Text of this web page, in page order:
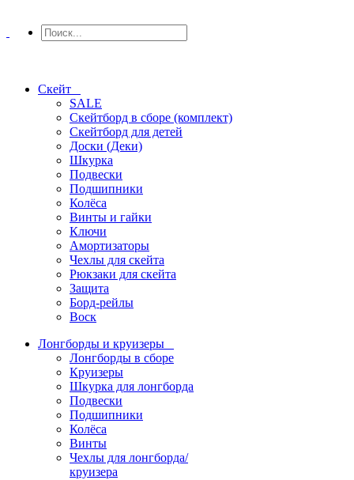
Скейт
SALE
Скейтборд в сборе (комплект)
Скейтборд для детей
Доски (Деки)
Шкурка
Подвески
Подшипники
Колёса
Винты и гайки
Ключи
Амортизаторы
Чехлы для скейта
Рюкзаки для скейта
Защита
Борд-рейлы
Воск
Лонгборды и круизеры
Лонгборды в сборе
Круизеры
Шкурка для лонгборда
Подвески
Подшипники
Колёса
Винты
Чехлы для лонгборда/
круизера